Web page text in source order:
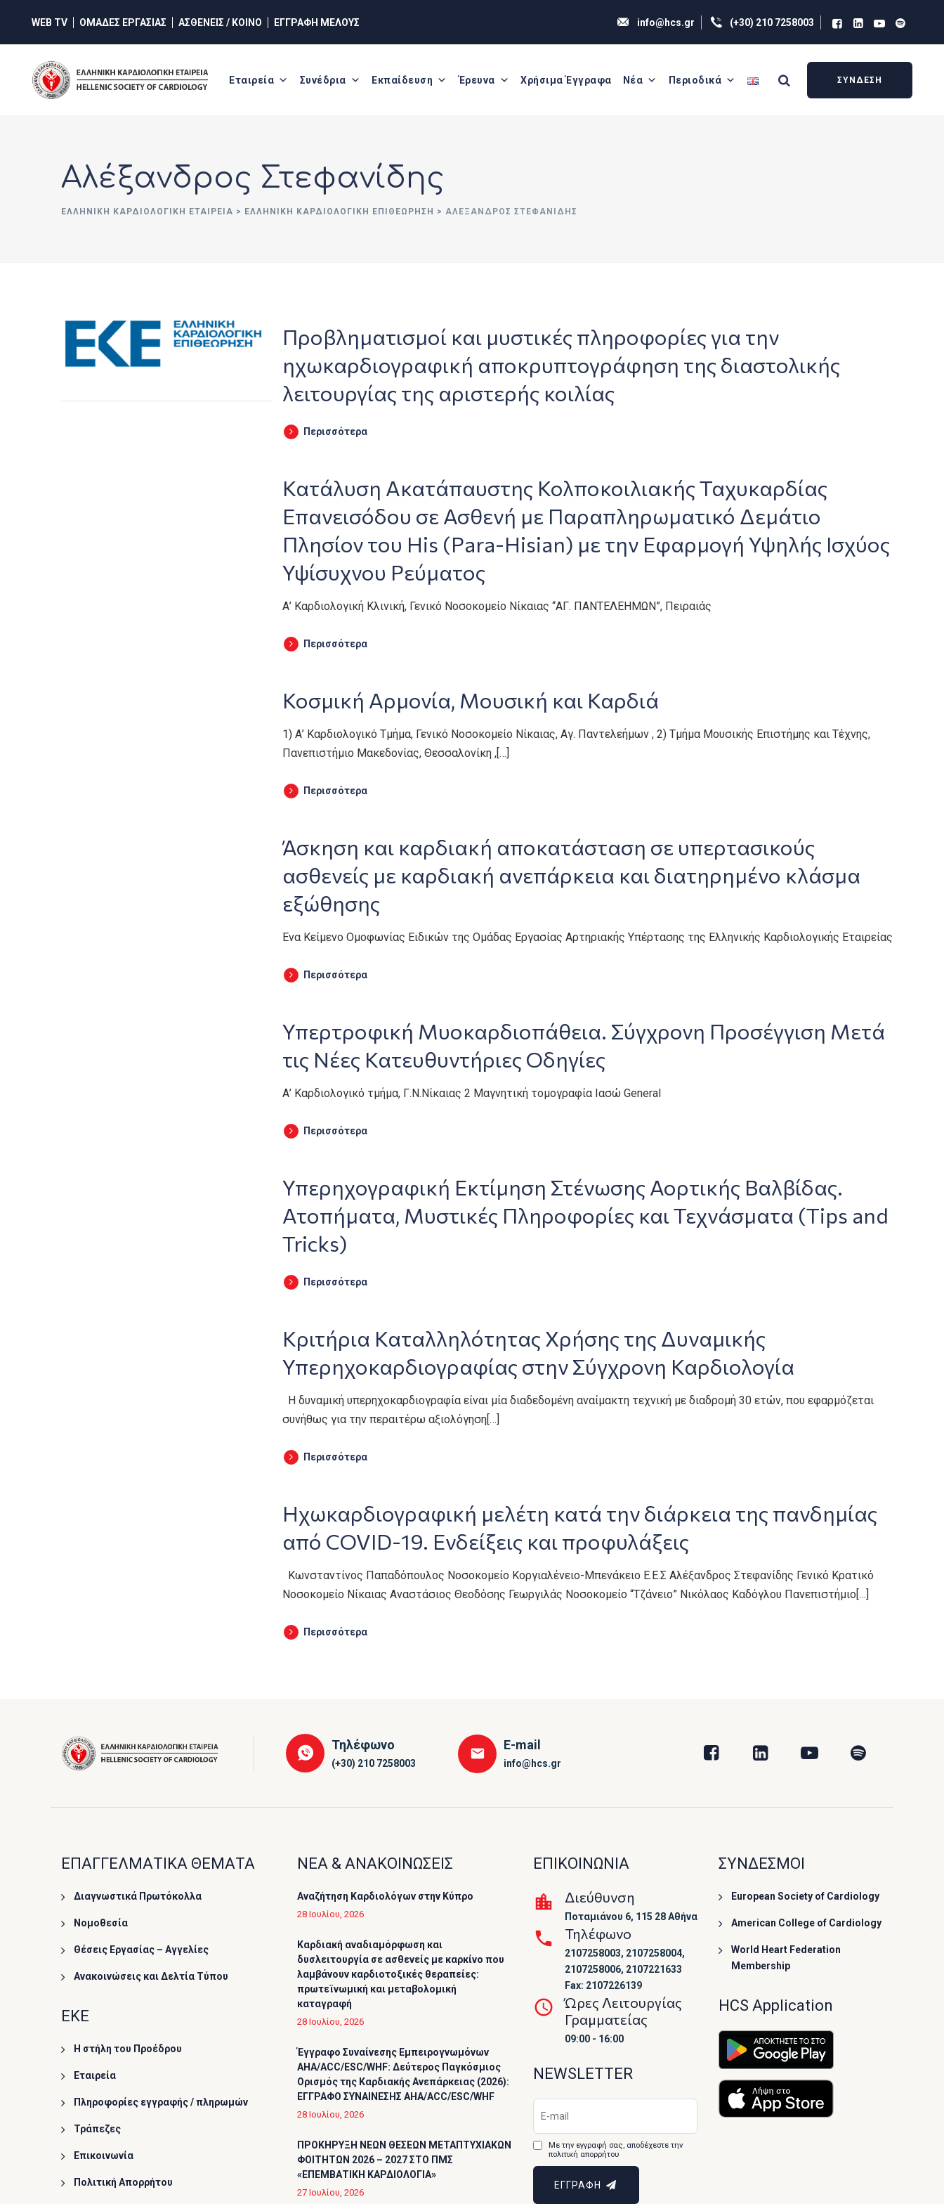
content
WEB TV ΟΜΑΔΕΣ ΕΡΓΑΣΙΑΣ ΑΣΘΕΝΕΙΣ / ΚΟΙΝΟ ΕΓΓΡΑΦΗ ΜΕΛΟΥΣ info@hcs.gr (+30) 210 7258003
Εταιρεία Συνέδρια Εκπαίδευση Έρευνα Χρήσιμα Έγγραφα Νέα Περιοδικά ΣΥΝΔΕΣΗ
Αλέξανδρος Στεφανίδης
ΕΛΛΗΝΙΚΉ ΚΑΡΔΙΟΛΟΓΙΚΉ ΕΤΑΙΡΕΊΑ > ΕΛΛΗΝΙΚΗ ΚΑΡΔΙΟΛΟΓΙΚΗ ΕΠΙΘΕΩΡΗΣΗ > ΑΛΈΞΑΝΔΡΟΣ ΣΤΕΦΑΝΊΔΗΣ
Προβληματισμοί και μυστικές πληροφορίες για την
ηχωκαρδιογραφική αποκρυπτογράφηση της διαστολικής
λειτουργίας της αριστερής κοιλίας
Περισσότερα
Κατάλυση Ακατάπαυστης Κολποκοιλιακής Ταχυκαρδίας
Επανεισόδου σε Ασθενή με Παραπληρωματικό Δεμάτιο
Πλησίον του His (Para-Hisian) με την Εφαρμογή Υψηλής Ισχύος
Υψίσυχνου Ρεύματος
Α’ Καρδιολογική Κλινική, Γενικό Νοσοκομείο Νίκαιας “ΑΓ. ΠΑΝΤΕΛΕΗΜΩΝ”, Πειραιάς
Περισσότερα
Κοσμική Αρμονία, Μουσική και Καρδιά
1) Α’ Καρδιολογικό Tμήμα, Γενικό Νοσοκομείο Νίκαιας, Αγ. Παντελεήμων , 2) Τμήμα Μουσικής Επιστήμης και Τέχνης,
Πανεπιστήμιο Μακεδονίας, Θεσσαλονίκη ,[…]
Περισσότερα
Άσκηση και καρδιακή αποκατάσταση σε υπερτασικούς
ασθενείς με καρδιακή ανεπάρκεια και διατηρημένο κλάσμα
εξώθησης
Ένα Κείμενο Ομοφωνίας Ειδικών της Ομάδας Εργασίας Αρτηριακής Υπέρτασης της Ελληνικής Καρδιολογικής Εταιρείας
Περισσότερα
Υπερτροφική Μυοκαρδιοπάθεια. Σύγχρονη Προσέγγιση Μετά
τις Νέες Κατευθυντήριες Οδηγίες
Α’ Καρδιολογικό τμήμα, Γ.Ν.Νίκαιας 2 Μαγνητική τομογραφία Ιασώ General
Περισσότερα
Υπερηχογραφική Εκτίμηση Στένωσης Αορτικής Βαλβίδας.
Ατοπήματα, Μυστικές Πληροφορίες και Τεχνάσματα (Tips and
Tricks)
Περισσότερα
Κριτήρια Καταλληλότητας Χρήσης της Δυναμικής
Υπερηχοκαρδιογραφίας στην Σύγχρονη Καρδιολογία
H δυναμική υπερηχοκαρδιογραφία είναι μία διαδεδομένη αναίμακτη τεχνική με διαδρομή 30 ετών, που εφαρμόζεται
συνήθως για την περαιτέρω αξιολόγηση[…]
Περισσότερα
Hχωκαρδιογραφική μελέτη κατά την διάρκεια της πανδημίας
από COVID-19. Ενδείξεις και προφυλάξεις
Κωνσταντίνος Παπαδόπουλος Νοσοκομείο Κοργιαλένειο-Μπενάκειο Ε.Ε.Σ Αλέξανδρος Στεφανίδης Γενικό Κρατικό
Νοσοκομείο Νίκαιας Αναστάσιος Θεοδόσης Γεωργιλάς Νοσοκομείο “Τζάνειο” Νικόλαος Καδόγλου Πανεπιστήμιο[…]
Περισσότερα
Τηλέφωνο
(+30) 210 7258003
E-mail
info@hcs.gr
ΕΠΑΓΓΕΛΜΑΤΙΚΑ ΘΕΜΑΤΑ
Διαγνωστικά Πρωτόκολλα
Νομοθεσία
Θέσεις Εργασίας – Αγγελίες
Ανακοινώσεις και Δελτία Τύπου
ΕΚΕ
Η στήλη του Προέδρου
Εταιρεία
Πληροφορίες εγγραφής / πληρωμών
Τράπεζες
Επικοινωνία
Πολιτική Απορρήτου
ΝΕΑ & ΑΝΑΚΟΙΝΩΣΕΙΣ
Αναζήτηση Καρδιολόγων στην Κύπρο
28 Ιουλίου, 2026
Καρδιακή αναδιαμόρφωση και
δυσλειτουργία σε ασθενείς με καρκίνο που
λαμβάνουν καρδιοτοξικές θεραπείες:
πρωτεϊνωμική και μεταβολομική
καταγραφή
28 Ιουλίου, 2026
Έγγραφο Συναίνεσης Εμπειρογνωμόνων
AHA/ACC/ESC/WHF: Δεύτερος Παγκόσμιος
Ορισμός της Καρδιακής Ανεπάρκειας (2026):
ΕΓΓΡΑΦΟ ΣΥΝΑΙΝΕΣΗΣ AHA/ACC/ESC/WHF
28 Ιουλίου, 2026
ΠΡΟΚΗΡΥΞΗ ΝΕΩΝ ΘΕΣΕΩΝ ΜΕΤΑΠΤΥΧΙΑΚΩΝ
ΦΟΙΤΗΤΩΝ 2026 – 2027 ΣΤΟ ΠΜΣ
«ΕΠΕΜΒΑΤΙΚΗ ΚΑΡΔΙΟΛΟΓΙΑ»
27 Ιουλίου, 2026
ΕΠΙΚΟΙΝΩΝΙΑ
Διεύθυνση
Ποταμιάνου 6, 115 28 Αθήνα
Τηλέφωνο
2107258003, 2107258004,
2107258006, 2107221633
Fax: 2107226139
Ώρες Λειτουργίας
Γραμματείας
09:00 - 16:00
NEWSLETTER
Με την εγγραφή σας, αποδέχεστε την
πολιτική απορρήτου
ΕΓΓΡΑΦΗ
ΣΥΝΔΕΣΜΟΙ
European Society of Cardiology
American College of Cardiology
World Heart Federation
Membership
HCS Application